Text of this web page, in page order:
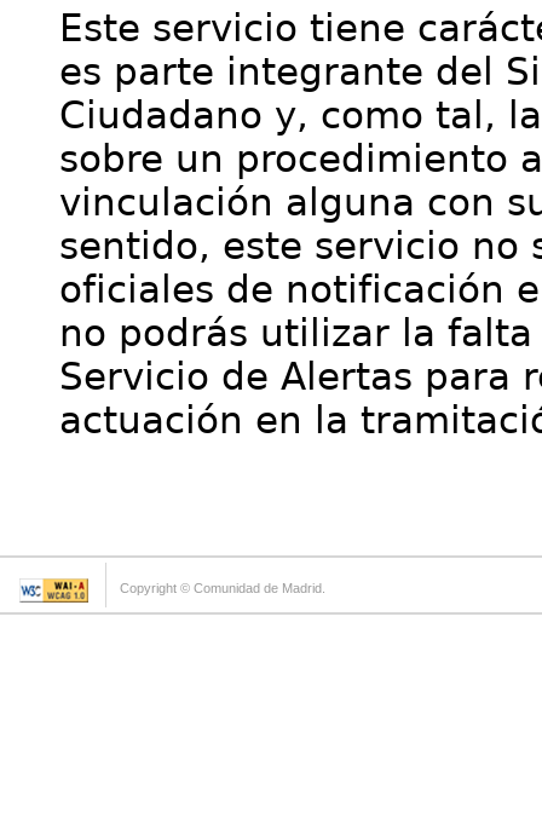
Este servicio tiene
es parte integrante del
Ciudadano y, como tal,
sobre un procedimiento
vinculación alguna con
sentido, este servicio no
oficiales de notificación
no podrás utilizar la
Servicio de Alertas para
actuación en la
Copyright © Comunidad de Madrid.